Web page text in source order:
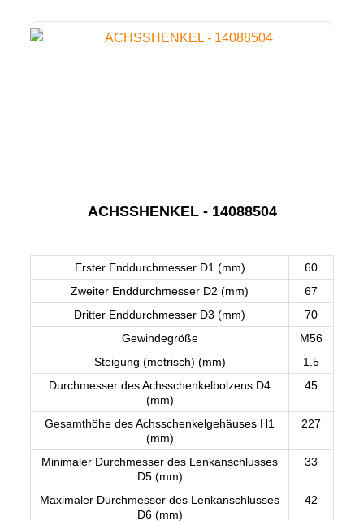
ACHSSHENKEL - 14088504
Erster Enddurchmesser D1 (mm)
60
Zweiter Enddurchmesser D2 (mm)
67
Dritter Enddurchmesser D3 (mm)
70
Gewindegröße
M56
Steigung (metrisch) (mm)
1.5
Durchmesser des Achsschenkelbolzens D4
(mm)
45
Gesamthöhe des Achsschenkelgehäuses H1
(mm)
227
Minimaler Durchmesser des Lenkanschlusses
D5 (mm)
33
Maximaler Durchmesser des Lenkanschlusses
D6 (mm)
42